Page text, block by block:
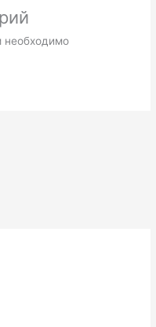
необходимо